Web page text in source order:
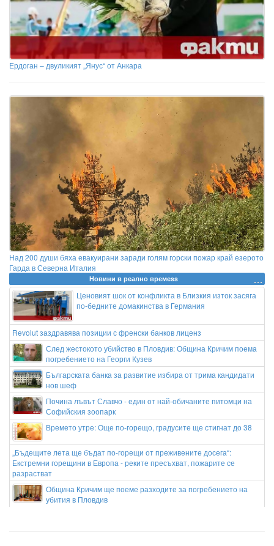
Ердоган – двуликият „Янус“ от Анкара
Над 200 души бяха евакуирани заради голям горски пожар край езерото
Гарда в Северна Италия
Новини в реално времеss
Ценовият шок от конфликта в Близкия изток засяга
по-бедните домакинства в Германия
Revolut заздравява позиции с френски банков лиценз
След жестокото убийство в Пловдив: Община Кричим поема
погребението на Георги Кузев
Българската банка за развитие избира от трима кандидати
нов шеф
Почина лъвът Славчо - един от най-обичаните питомци на
Софийския зоопарк
Времето утре: Още по-горещо, градусите ще стигнат до 38
„Бъдещите лета ще бъдат по-горещи от преживените досега“:
Екстремни горещини в Европа - реките пресъхват, пожарите се
разрастват
Община Кричим ще поеме разходите за погребението на
убития в Пловдив